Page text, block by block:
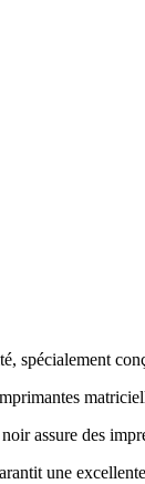
spécialement
assure des
une